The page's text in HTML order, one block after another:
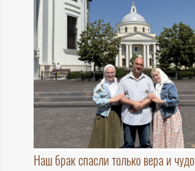
Наш брак спасли только вера и чудо